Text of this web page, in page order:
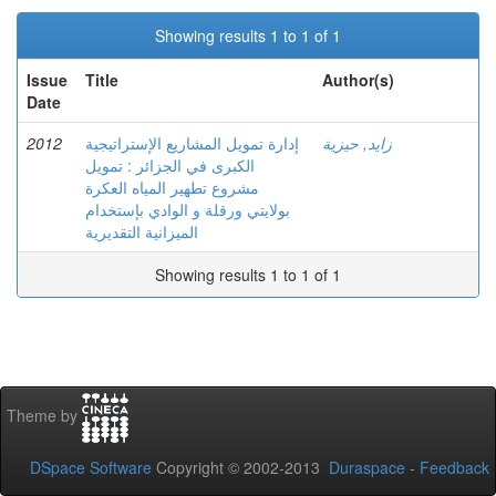
Showing results 1 to 1 of 1
Issue
Date
Title Author(s)
2012
إدارة تمويل المشاريع الإستراتيجية
الكبرى في الجزائر : تمويل
مشروع تطهير المياه العكرة
بولايتي ورقلة و الوادي بإستخدام
الميزانية التقديرية
زايد, حيزية
Showing results 1 to 1 of 1
Theme by
DSpace Software Copyright © 2002-2013 Duraspace - Feedback